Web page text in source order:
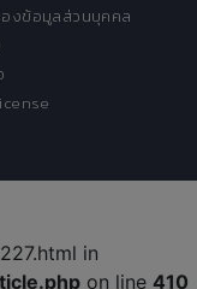
องข้อมูลส่วนบุคคล
in
on line 410